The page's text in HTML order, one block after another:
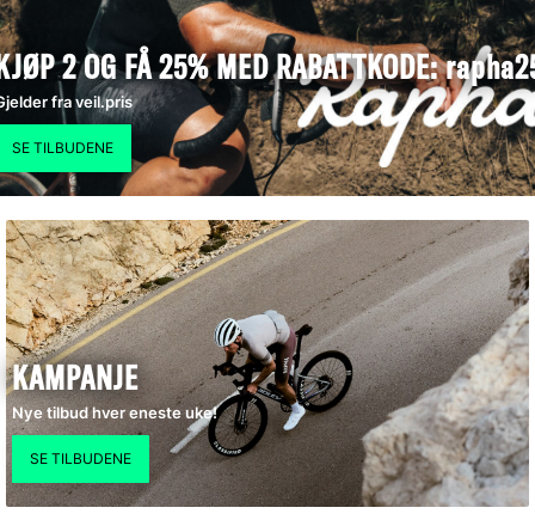
2 OG FÅ 25% MED RABATTKODE:
fra veil.pris
KAMPANJE
Nye tilbud hver eneste uke!